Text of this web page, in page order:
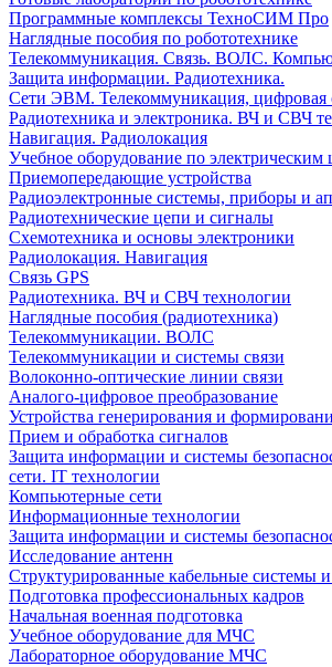
Программные комплексы ТехноСИМ Про
Наглядные пособия по робототехнике
Телекоммуникация. Связь. ВОЛС.
Защита информации. Радиотехника.
Сети ЭВМ. Телекоммуникация, цифровая
Радиотехника и электроника. ВЧ и СВЧ
Навигация. Радиолокация
Учебное оборудование по электрическим
Приемопередающие устройства
Радиоэлектронные системы, приборы и
Радиотехнические цепи и сигналы
Схемотехника и основы электроники
Радиолокация. Навигация
Связь GPS
Радиотехника. ВЧ и СВЧ технологии
Наглядные пособия (радиотехника)
Телекоммуникации. ВОЛС
Телекоммуникации и системы связи
Волоконно-оптические линии связи
Аналого-цифровое преобразование
Устройства генерирования и
Прием и обработка сигналов
Защита информации и системы
сети. IT технологии
Компьютерные сети
Информационные технологии
Защита информации и системы
Исследование антенн
Структурированные кабельные системы и
Подготовка профессиональных кадров
Начальная военная подготовка
Учебное оборудование для МЧС
Лабораторное оборудование МЧС